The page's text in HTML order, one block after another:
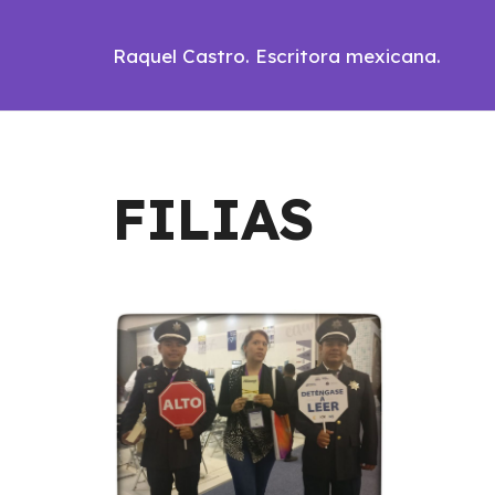
Raquel Castro. Escritora mexicana.
FILIAS